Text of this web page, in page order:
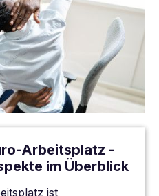
Arbeitsplatz -
im Überblick
ist